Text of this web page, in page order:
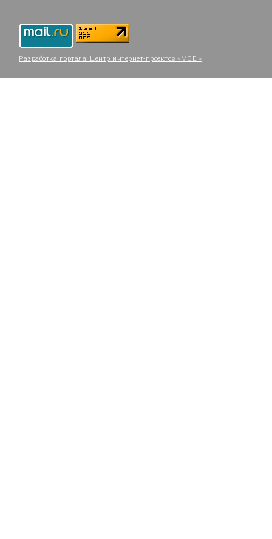
Разработка портала: Центр интернет-проектов «МОЁ!»